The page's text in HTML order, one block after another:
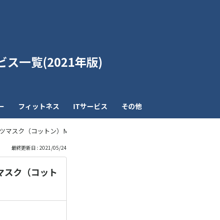
ス一覧(2021年版)
フィットネス ITサービス その他
る
スク（コットン）Ｍサイズ のセット｜石川メリヤス有限会社
最終更新日 : 2021/05/24
スク（コット